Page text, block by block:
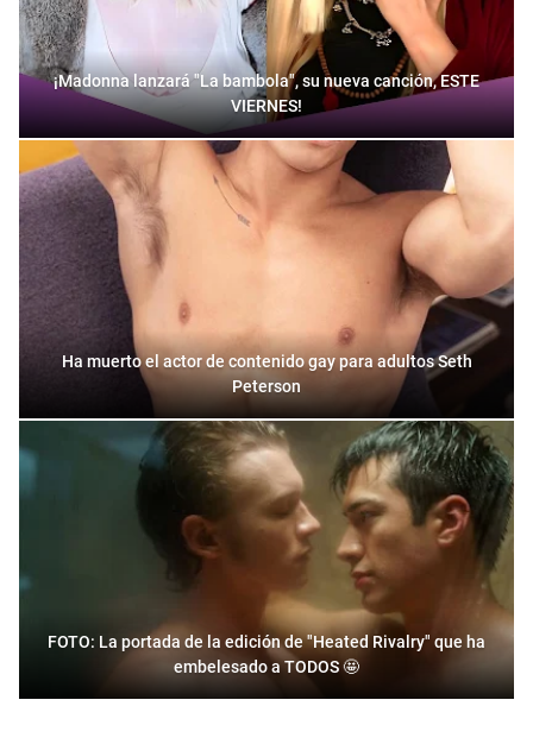
¡Madonna lanzará "La bambola", su nueva canción, ESTE
VIERNES!
Ha muerto el actor de contenido gay para adultos Seth
Peterson
FOTO: La portada de la edición de "Heated Rivalry" que ha
embelesado a TODOS 🤩